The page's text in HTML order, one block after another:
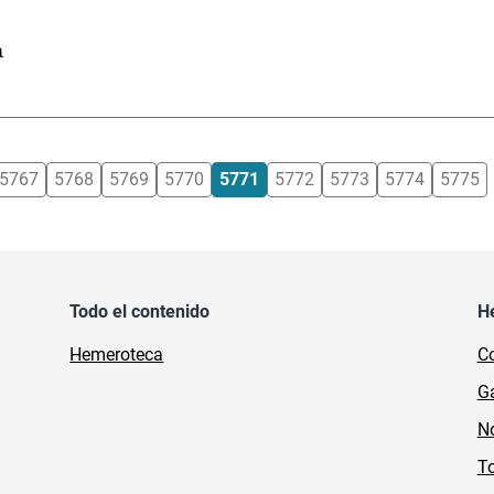
5768 5769 5770 5771 5772 5773 5774 5775
Todo el contenido
Hemeroteca